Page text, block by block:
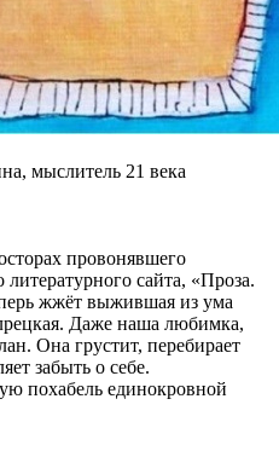
мыслитель 21 века
провонявшего
сайта, «Проза.
жжёт выжившая из ума
Даже наша любимка,
Она грустит, перебирает
забыть о себе.
похабель единокровной